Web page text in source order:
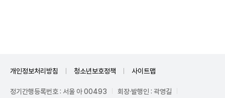
개인정보처리방침 청소년보호정책 사이트맵
정기간행등록번호 : 서울 아 00493 회장·발행인 : 곽영길